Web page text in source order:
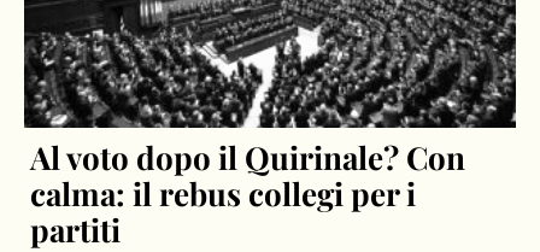
Al voto dopo il Quirinale? Con
calma: il rebus collegi per i
partiti